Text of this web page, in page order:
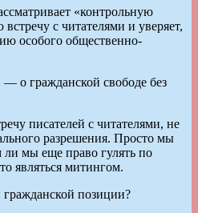
«контрольную
с читателями и уверяет,
особого общественно-
писателей с читателями, не
разрешения. Просто мы
мы еще право гулять по
являться митингом.
позиции?